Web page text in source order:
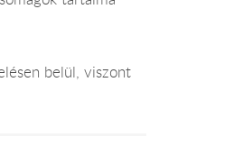
belül, viszont